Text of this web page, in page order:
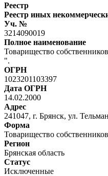
Реестр
Реестр иных
Уч. №
3214090019
Полное наименование
Товарищество
".
ОГРН
1023201103397
Дата ОГРН
14.02.2000
Адрес
241047, г. Брянск, ул.
Форма
Товарищество
Регион
Брянская область
Статус
Исключенные